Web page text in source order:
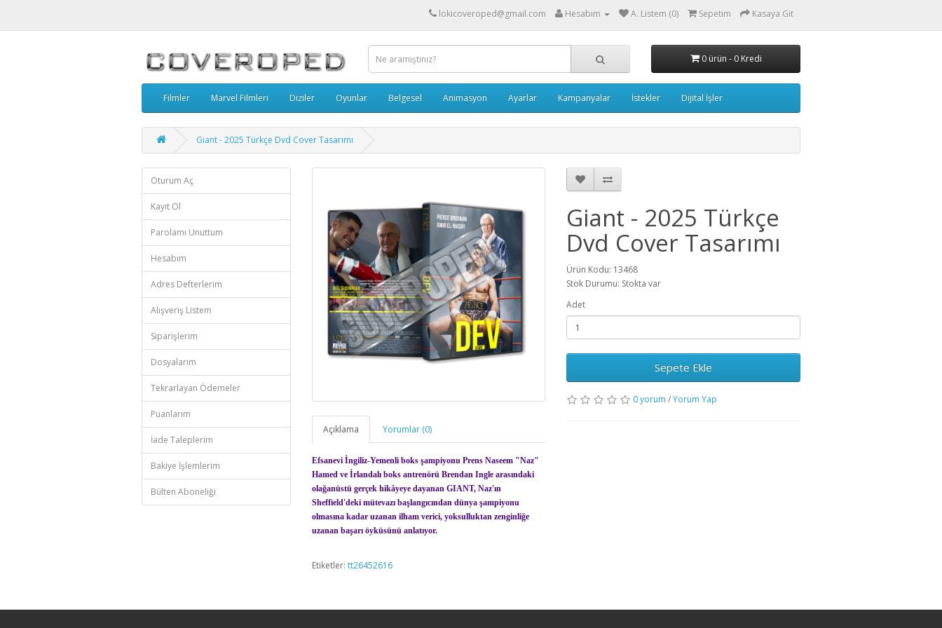
lokicoveroped@gmail.com Hesabım A. Listem (0) Sepetim Kasaya Git
0 ürün - 0 Kredi
Filmler Marvel Filmleri Diziler Oyunlar Belgesel Animasyon Ayarlar Kampanyalar İstekler Dijital İşler
Giant - 2025 Türkçe Dvd Cover Tasarımı
Oturum Aç
Kayıt Ol
Parolamı Unuttum
Hesabım
Adres Defterlerim
Alışveriş Listem
Siparişlerim
Dosyalarım
Tekrarlayan Ödemeler
Puanlarım
İade Taleplerim
Bakiye İşlemlerim
Bülten Aboneliği
Açıklama Yorumlar (0)
Efsanevi İngiliz-Yemenli boks şampiyonu Prens Naseem "Naz"
Hamed ve İrlandalı boks antrenörü Brendan Ingle arasındaki
olağanüstü gerçek hikâyeye dayanan GIANT, Naz'ın
Sheffield'deki mütevazı başlangıcından dünya şampiyonu
olmasına kadar uzanan ilham verici, yoksulluktan zenginliğe
uzanan başarı öyküsünü anlatıyor.
Giant - 2025 Türkçe
Dvd Cover Tasarımı
Ürün Kodu: 13468
Stok Durumu: Stokta var
Adet
Sepete Ekle
0 yorum /Yorum Yap
Etiketler: tt26452616